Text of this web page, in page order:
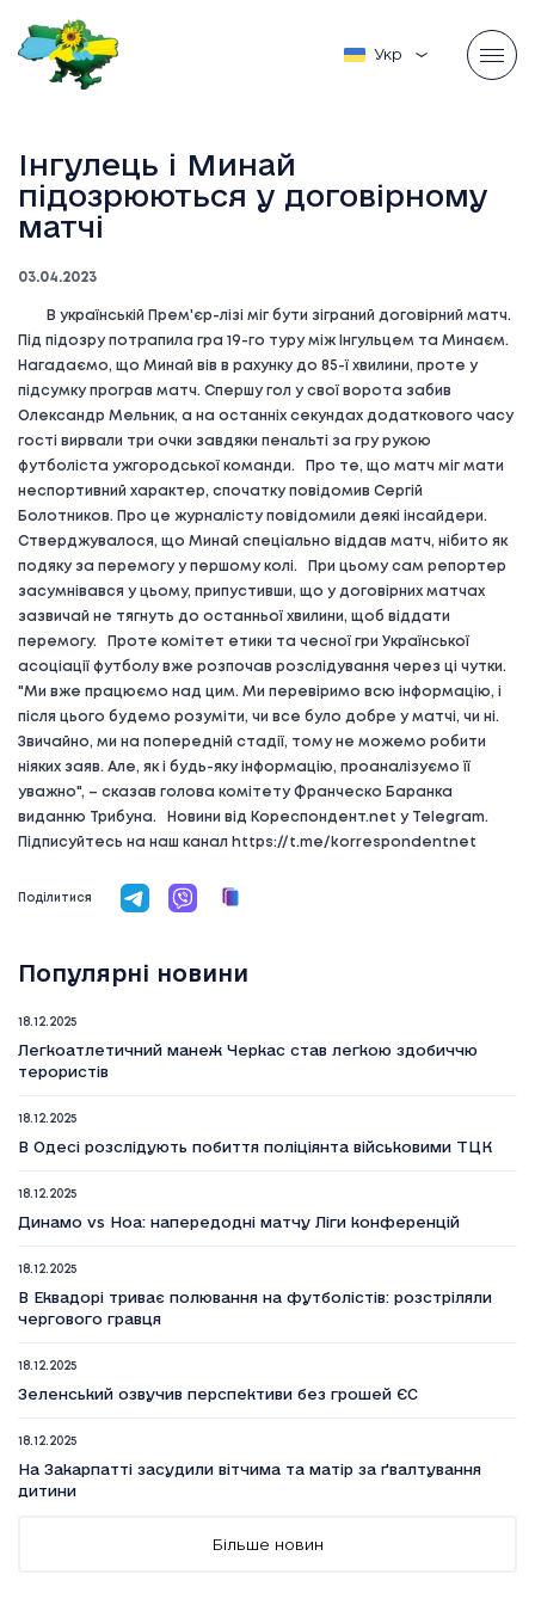
Українська
Інгулець і Минай
підозрюються у договірному
матчі
03.04.2023
В українській Прем'єр-лізі міг бути зіграний договірний матч.
Під підозру потрапила гра 19-го туру між Інгульцем та Минаєм.
Нагадаємо, що Минай вів в рахунку до 85-ї хвилини, проте у
підсумку програв матч. Спершу гол у свої ворота забив
Олександр Мельник, а на останніх секундах додаткового часу
гості вирвали три очки завдяки пенальті за гру рукою
футболіста ужгородської команди. Про те, що матч міг мати
неспортивний характер, спочатку повідомив Сергій
Болотников. Про це журналісту повідомили деякі інсайдери.
Стверджувалося, що Минай спеціально віддав матч, нібито як
подяку за перемогу у першому колі. При цьому сам репортер
засумнівався у цьому, припустивши, що у договірних матчах
зазвичай не тягнуть до останньої хвилини, щоб віддати
перемогу. Проте комітет етики та чесної гри Української
асоціації футболу вже розпочав розслідування через ці чутки.
"Ми вже працюємо над цим. Ми перевіримо всю інформацію, і
після цього будемо розуміти, чи все було добре у матчі, чи ні.
Звичайно, ми на попередній стадії, тому не можемо робити
ніяких заяв. Але, як і будь-яку інформацію, проаналізуємо її
уважно", – сказав голова комітету Франческо Баранка
виданню Трибуна. Новини від Кореспондент.net у Telegram.
Підписуйтесь на наш канал https://t.me/korrespondentnet
Поділитися
Популярні новини
18.12.2025
Легкоатлетичний манеж Черкас став легкою здобиччю
терористів
18.12.2025
В Одесі розслідують побиття поліціянта військовими ТЦК
18.12.2025
Динамо vs Ноа: напередодні матчу Ліги конференцій
18.12.2025
В Еквадорі триває полювання на футболістів: розстріляли
чергового гравця
18.12.2025
Зеленський озвучив перспективи без грошей ЄС
18.12.2025
На Закарпатті засудили вітчима та матір за ґвалтування
дитини
Більше новин